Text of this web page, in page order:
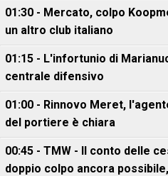
01:30 - Mercato, colpo
un altro club italiano
01:15 - L'infortunio di
centrale difensivo
01:00 - Rinnovo Meret,
del portiere è chiara
00:45 - TMW - Il conto delle
doppio colpo ancora